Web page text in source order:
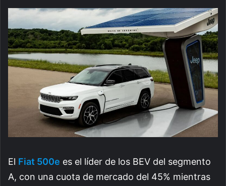
El Fiat 500e es el líder de los BEV del segmento
A, con una cuota de mercado del 45% mientras